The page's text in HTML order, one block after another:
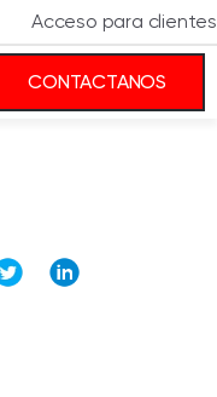
Acceso para clientes
CONTACTANOS